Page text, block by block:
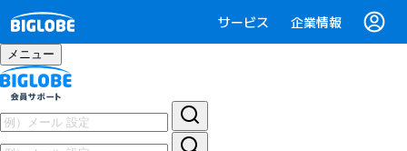
サービス 企業情報
メニュー